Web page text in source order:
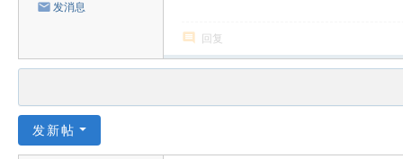
发消息
回复
发新帖